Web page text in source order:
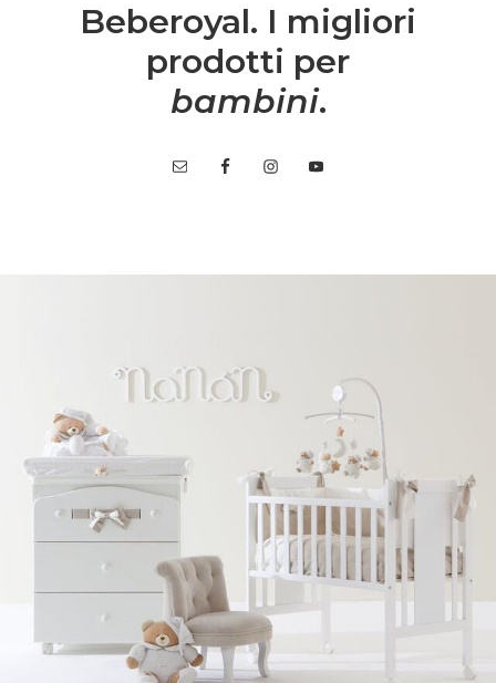
Beberoyal. I migliori
prodotti per
bambini.